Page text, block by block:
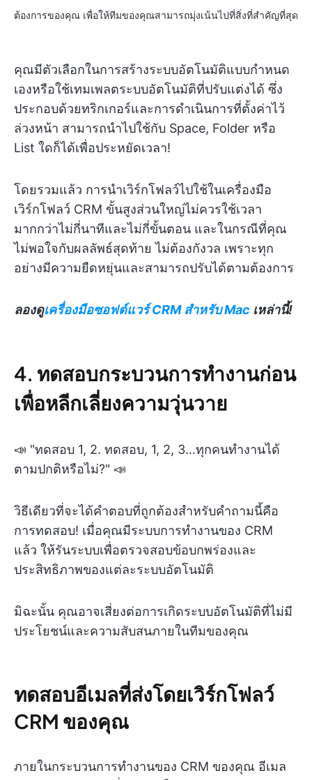
ต้องการของคุณ เพื่อให้ทีมของคุณสามารถมุ่งเน้นไปที่สิ่งที่สำคัญที่สุด
คุณมีตัวเลือกในการสร้างระบบอัตโนมัติแบบกำหนด
เองหรือใช้เทมเพลตระบบอัตโนมัติที่ปรับแต่งได้ ซึ่ง
ประกอบด้วยทริกเกอร์และการดำเนินการที่ตั้งค่าไว้
ล่วงหน้า สามารถนำไปใช้กับ Space, Folder หรือ
List ใดก็ได้เพื่อประหยัดเวลา!
โดยรวมแล้ว การนำเวิร์กโฟลว์ไปใช้ในเครื่องมือ
เวิร์กโฟลว์ CRM ขั้นสูงส่วนใหญ่ไม่ควรใช้เวลา
มากกว่าไม่กี่นาทีและไม่กี่ขั้นตอน และในกรณีที่คุณ
ไม่พอใจกับผลลัพธ์สุดท้าย ไม่ต้องกังวล เพราะทุก
อย่างมีความยืดหยุ่นและสามารถปรับได้ตามต้องการ
ลองดูเครื่องมือซอฟต์แวร์ CRM สำหรับ Mac เหล่านี้!
4. ทดสอบกระบวนการทำงานก่อน
เพื่อหลีกเลี่ยงความวุ่นวาย
📣 "ทดสอบ 1, 2. ทดสอบ, 1, 2, 3…ทุกคนทำงานได้
ตามปกติหรือไม่?" 📣
วิธีเดียวที่จะได้คำตอบที่ถูกต้องสำหรับคำถามนี้คือ
การทดสอบ! เมื่อคุณมีระบบการทำงานของ CRM
แล้ว ให้รันระบบเพื่อตรวจสอบข้อบกพร่องและ
ประสิทธิภาพของแต่ละระบบอัตโนมัติ
มิฉะนั้น คุณอาจเสี่ยงต่อการเกิดระบบอัตโนมัติที่ไม่มี
ประโยชน์และความสับสนภายในทีมของคุณ
ทดสอบอีเมลที่ส่งโดยเวิร์กโฟลว์
CRM ของคุณ
ภายในกระบวนการทำงานของ CRM ของคุณ อีเมล